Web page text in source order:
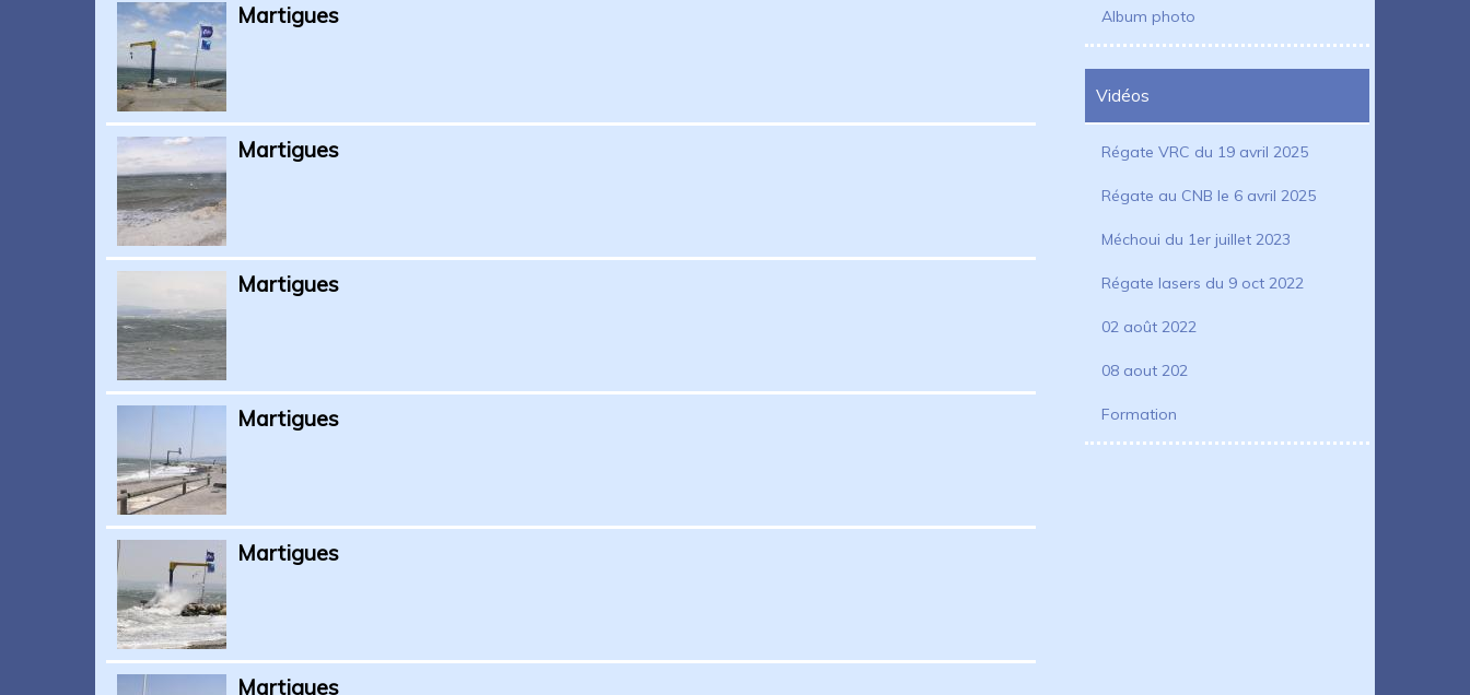
Martigues
Martigues
Martigues
Martigues
Martigues
Martigues
Album photo
Vidéos
Régate VRC du 19 avril 2025
Régate au CNB le 6 avril 2025
Méchoui du 1er juillet 2023
Régate lasers du 9 oct 2022
02 août 2022
08 aout 202
Formation